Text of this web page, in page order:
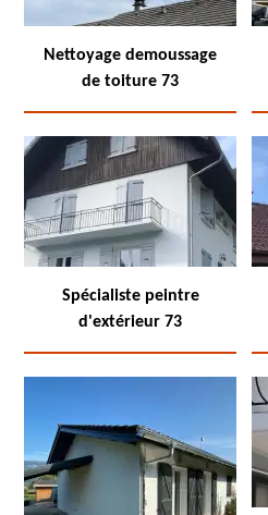
Nettoyage demoussage
de toiture 73
Spécialiste peintre
d'extérieur 73